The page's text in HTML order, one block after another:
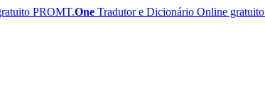
PROMT.One Tradutor e Dicionário Online gratuito